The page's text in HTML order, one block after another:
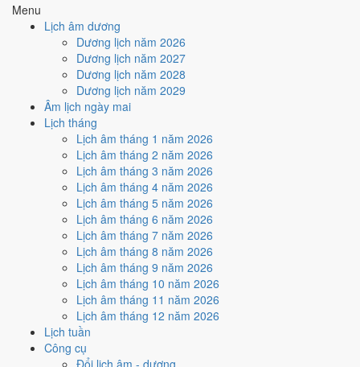
Menu
Lịch âm dương
Dương lịch năm 2026
Dương lịch năm 2027
Dương lịch năm 2028
Dương lịch năm 2029
Âm lịch ngày mai
Lịch tháng
Lịch âm tháng 1 năm 2026
Lịch âm tháng 2 năm 2026
Lịch âm tháng 3 năm 2026
Lịch âm tháng 4 năm 2026
Lịch âm tháng 5 năm 2026
Lịch âm tháng 6 năm 2026
Lịch âm tháng 7 năm 2026
Lịch âm tháng 8 năm 2026
Lịch âm tháng 9 năm 2026
Lịch âm tháng 10 năm 2026
Lịch âm tháng 11 năm 2026
Lịch âm tháng 12 năm 2026
Lịch tuần
Công cụ
Đổi lịch âm - dương
Ký hợp đồng - giao ước hôm nay ở
và Ngày Hắc Đạo gây bất lợi.
Cách tính ngày tốt
Động thổ - khởi công
Xấu
Động thổ - khởi công hôm nay ở
Ngày Hắc Đạo
Cách tính ngày tốt
Nhập trạch - vào nhà mới
Xấu
Nhập trạch - vào nhà mới hôm nay ở
Bế và Ngày Hắc Đạogây bất lợi.
Cách tính ngày tốt
Mua xe - tậu xe
Xấu
Mua xe - tậu xe hôm nay ởmức xấu (3/10)
Ngày Hắc Đạogây bất lợi.
Cách tính ngày tốt
✈️
Xuất hành - đi xa
3
/10Xấu